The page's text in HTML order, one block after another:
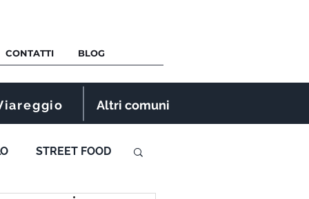
CONTATTI BLOG
Altri comuni
STREET FOOD